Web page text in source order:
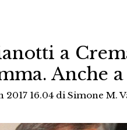
a
Anche
2017 16.04 diSimone M.